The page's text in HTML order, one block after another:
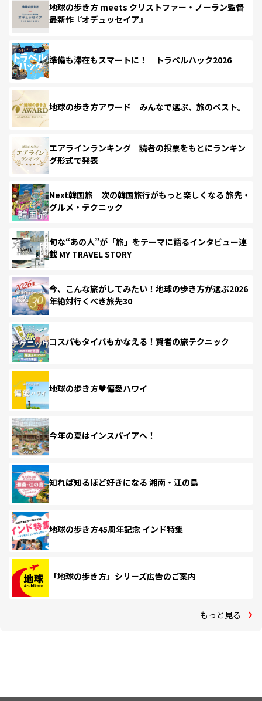
地球の歩き方 meets クリストファー・ノーラン監督
最新作『オデュッセイア』
準備も滞在もスマートに！ トラベルハック2026
地球の歩き方アワード みんなで選ぶ、旅のベスト。
エアラインランキング 読者の投票をもとにランキン
グ形式で発表
Next韓国旅 次の韓国旅行がもっと楽しくなる 旅先・
グルメ・テクニック
旬な“あの人”が「旅」をテーマに語るインタビュー連
載 MY TRAVEL STORY
今、こんな旅がしてみたい！地球の歩き方が選ぶ2026
年絶対行くべき旅先30
コスパもタイパもかなえる！賢者の旅テクニック
地球の歩き方♥偏愛ハワイ
今年の夏はインスパイアへ！
知れば知るほど好きになる 湘南・江の島
地球の歩き方45周年記念 インド特集
「地球の歩き方」シリーズ広告のご案内
もっと見る